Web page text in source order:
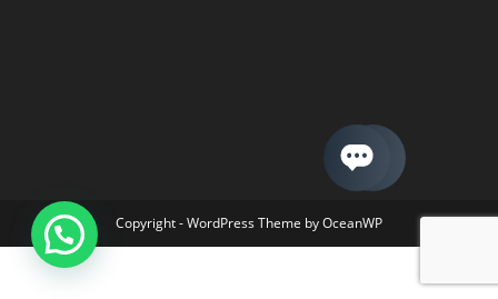
Copyright - WordPress Theme by OceanWP